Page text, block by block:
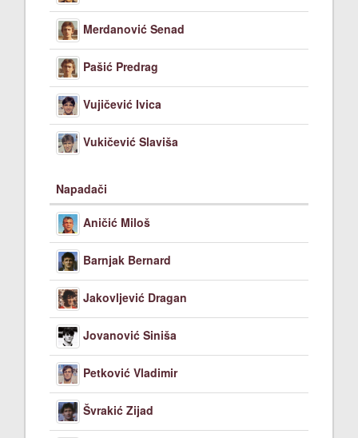
Merdanović Senad
Pašić Predrag
Vujičević Ivica
Vukičević Slaviša
Napadači
Aničić Miloš
Barnjak Bernard
Jakovljević Dragan
Jovanović Siniša
Petković Vladimir
Švrakić Zijad